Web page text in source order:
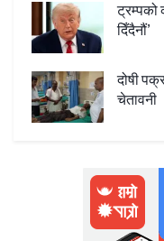
ट्रम्पको
दिँदैनौं’
दोषी
चेतावनी